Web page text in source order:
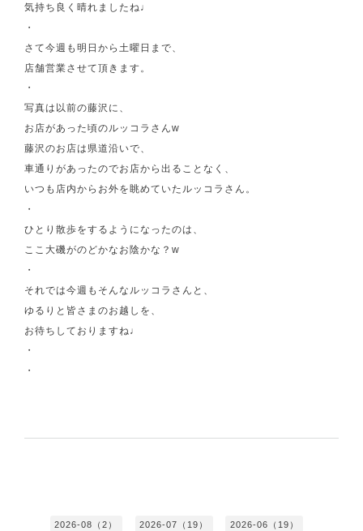
気持ち良く晴れましたね♩
・
さて今週も明日から土曜日まで、
店舗営業させて頂きます。
・
写真は以前の藤沢に、
お店があった頃のルッコラさんw
藤沢のお店は県道沿いで、
車通りがあったのでお店から出ることなく、
いつも店内からお外を眺めていたルッコラさん。
・
ひとり散歩をするようになったのは、
ここ大磯がのどかなお陰かな？w
・
それでは今週もそんなルッコラさんと、
ゆるりと皆さまのお越しを、
お待ちしておりますね♩
・
・
2026-08（2） 2026-07（19） 2026-06（19）